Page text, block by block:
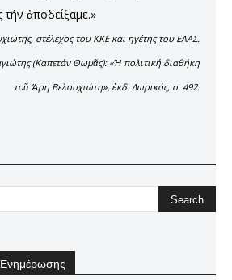
τήν ἀποδείξαμε.»
στέλεχος του ΚΚΕ και ηγέτης του ΕΛΑΣ.
(Καπετάν Θωμᾶς): «Ἡ πολιτική διαθήκη
τοῦ Ἄρη Βελουχιώτη», ἐκδ. Δωρικός, σ. 492.
Ενημέρωσης